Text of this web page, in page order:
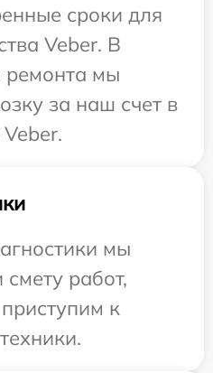
сроки для
Veber. В
ремонта мы
за наш счет в
мы
работ,
к